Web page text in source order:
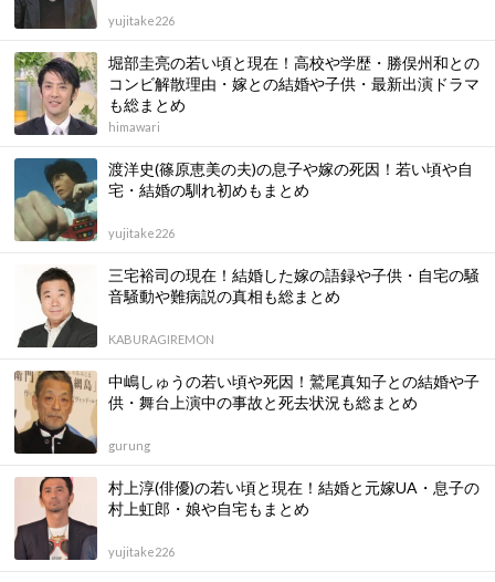
yujitake226
堀部圭亮の若い頃と現在！高校や学歴・勝俣州和との
コンビ解散理由・嫁との結婚や子供・最新出演ドラマ
も総まとめ
himawari
渡洋史(篠原恵美の夫)の息子や嫁の死因！若い頃や自
宅・結婚の馴れ初めもまとめ
yujitake226
三宅裕司の現在！結婚した嫁の語録や子供・自宅の騒
音騒動や難病説の真相も総まとめ
KABURAGIREMON
中嶋しゅうの若い頃や死因！鷲尾真知子との結婚や子
供・舞台上演中の事故と死去状況も総まとめ
gurung
村上淳(俳優)の若い頃と現在！結婚と元嫁UA・息子の
村上虹郎・娘や自宅もまとめ
yujitake226